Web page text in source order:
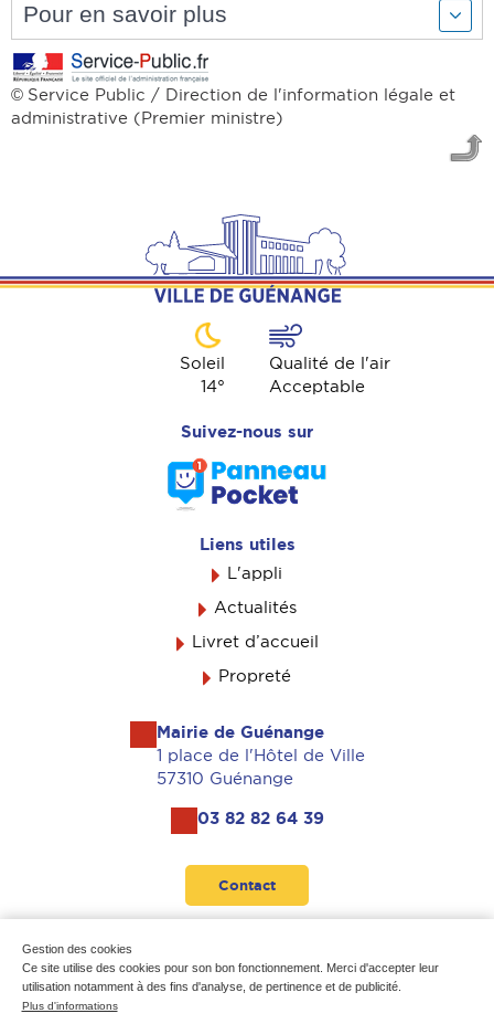
Gestion des cookies
Ce site utilise des cookies pour son bon fonctionnement. Merci d'accepter leur
utilisation notamment à des fins d'analyse, de pertinence et de publicité.
Plus d'informations
Pour en savoir plus
© Service Public / Direction de l'information légale et
administrative (Premier ministre)
Soleil
14°
Qualité de l'air
Acceptable
Suivez-nous sur
Liens utiles
L'appli
Actualités
Livret d’accueil
Propreté
Mairie de Guénange
1 place de l'Hôtel de Ville
57310 Guénange
03 82 82 64 39
Contact